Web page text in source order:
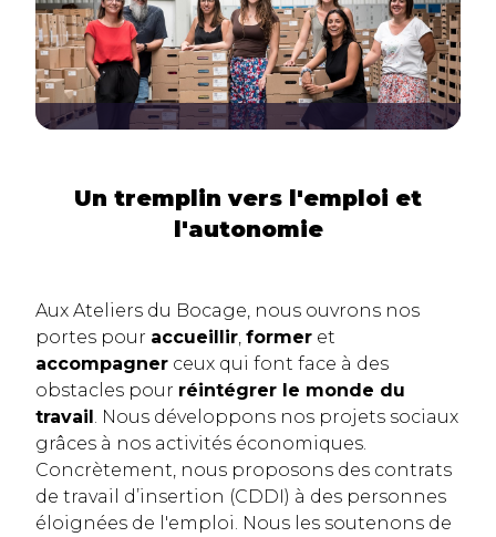
Un tremplin vers l'emploi et
l'autonomie
Aux Ateliers du Bocage, nous ouvrons nos
portes pour accueillir former et
accompagner ceux qui font face à des
obstacles pour réintégrer le monde du
travail . Nous développons nos projets sociaux
grâces à nos activités économiques.
Concrètement, nous proposons des contrats
de travail d’insertion (CDDI) à des personnes
éloignées de l'emploi. Nous les soutenons de